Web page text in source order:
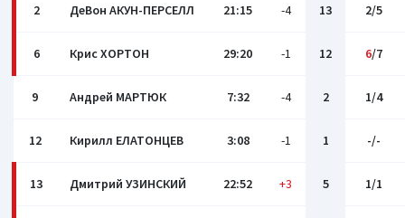
2 ДеВон АКУН-ПЕРСЕЛЛ 21:15 -4 13 2/5
6 Крис ХОРТОН 29:20 -1 12 6/7
9 Андрей МАРТЮК 7:32 -4 2 1/4
12 Кирилл ЕЛАТОНЦЕВ 3:08 -1 1 -/-
13 Дмитрий УЗИНСКИЙ 22:52 +3 5 1/1